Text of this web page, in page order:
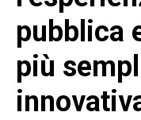
pubblica
più